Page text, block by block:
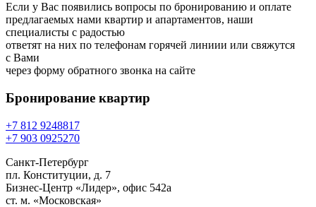
Если у Вас появились вопросы по бронированию и оплате
предлагаемых нами квартир и апартаментов, наши
специалисты с радостью
ответят на них по телефонам горячей линиии или свяжутся
с Вами
через форму обратного звонка на сайте
Бронирование квартир
+7 812 9248817
+7 903 0925270
Санкт-Петербург
пл. Конституции, д. 7
Бизнес-Центр «Лидер», офис 542a
ст. м. «Московская»